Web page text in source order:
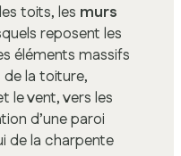
toits, les murs
reposent les
éléments massifs
la toiture,
le vent, vers les
d’une paroi
de la charpente